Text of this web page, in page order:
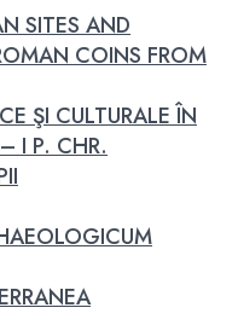
SITES AND
COINS FROM
ŞI CULTURALE ÎN
I P. CHR.